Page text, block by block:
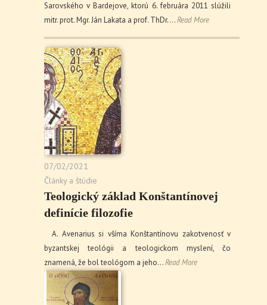
Sarovského v Bardejove, ktorú 6. februára 2011 slúžili
mitr. prot. Mgr. Ján Lakata a prof. ThDr.…Read More
07/02/2021
Články a štúdie
Teologický základ Konštantínovej
definície filozofie
A. Avenarius si všíma Konštantínovu zakotvenosť v
byzantskej teológii a teologickom myslení, čo
znamená, že bol teológom a jeho…Read More